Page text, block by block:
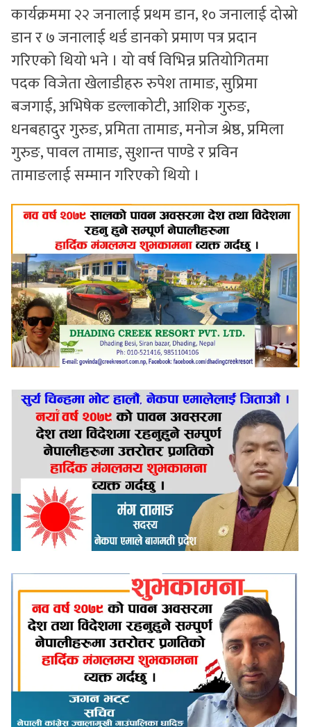
कार्यक्रममा २२ जनालाई प्रथम डान, १० जनालाई दोस्रो
डान र ७ जनालाई थर्ड डानको प्रमाण पत्र प्रदान
गरिएको थियो भने । यो वर्ष विभिन्न प्रतियोगितमा
पदक विजेता खेलाडीहरु रुपेश तामाङ, सुप्रिमा
बजगाई, अभिषेक डल्लाकोटी, आशिक गुरुङ,
धनबहादुर गुरुङ, प्रमिता तामाङ, मनोज श्रेष्ठ, प्रमिला
गुरुङ, पावल तामाङ, सुशान्त पाण्डे र प्रविन
तामाङलाई सम्मान गरिएको थियो ।